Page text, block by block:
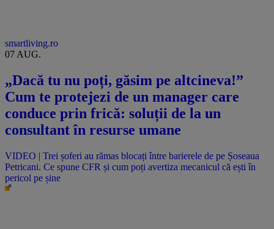
smartliving.ro
07 AUG.
„Dacă tu nu poți, găsim pe altcineva!”
Cum te protejezi de un manager care
conduce prin frică: soluții de la un
consultant în resurse umane
VIDEO | Trei șoferi au rămas blocați între barierele de pe Șoseaua
Petricani. Ce spune CFR și cum poți avertiza mecanicul că ești în
pericol pe șine